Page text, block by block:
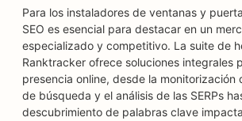
Para los instaladores de ventanas y
SEO es esencial para destacar en un
especializado y competitivo. La suite de
Ranktracker ofrece soluciones integrales
presencia online, desde la monitorización
de búsqueda y el análisis de las SERPs
descubrimiento de palabras clave